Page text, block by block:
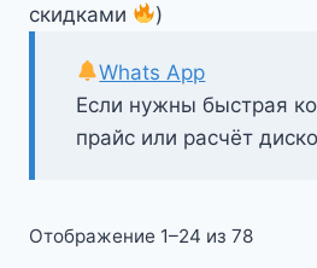
скидками
)
Если нужны быстрая
прайс или расчёт
Whats App
Отображение 1–24 из 78Цены: